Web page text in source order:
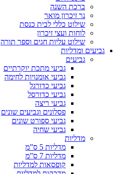
ברכת השנה
נר זיכרון מואר
שילוט כללי לבית כנסת
לוחות ועצי זיכרון
שילוט עליות חגים וספר תורה
גביעים ומדליות
גביעים
גביעי מתכת יוקרתיים
גביעי אומנויות לחימה
גביעי כדורגל
גביעי כדורסל
גביעי ריצה
פסלונים וגביעים שונים
גביעי ספורט שונים
גביעי שחיה
מדליות
מדליות 5 ס”מ
מדליות 7 ס”מ
קופסאות למדליות